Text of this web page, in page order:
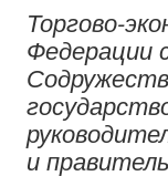
Торгово-
Федерации
и